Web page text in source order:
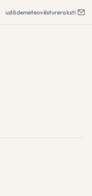
uzlādemeteovēstureraksti